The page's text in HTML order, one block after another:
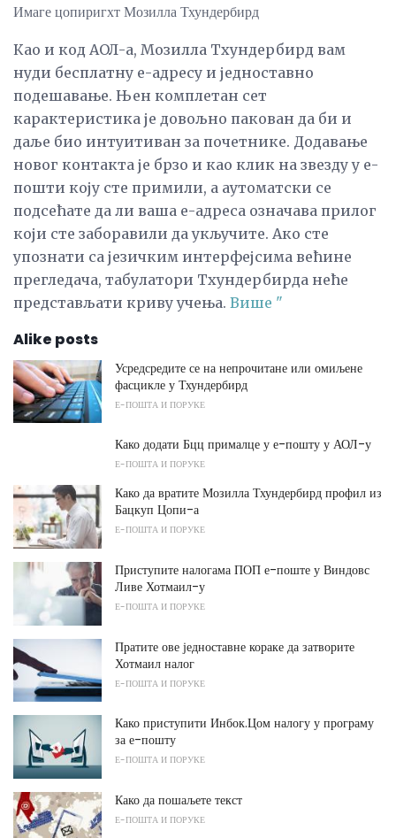
Имаге цопиригхт Мозилла Тхундербирд
Као и код АОЛ-а, Мозилла Тхундербирд вам
нуди бесплатну е-адресу и једноставно
подешавање. Њен комплетан сет
карактеристика је довољно пакован да би и
даље био интуитиван за почетнике. Додавање
новог контакта је брзо и као клик на звезду у е-
пошти коју сте примили, а аутоматски се
подсећате да ли ваша е-адреса означава прилог
који сте заборавили да укључите. Ако сте
упознати са језичким интерфејсима већине
прегледача, табулатори Тхундербирда неће
представљати криву учења. Више "
Alike posts
Усредсредите се на непрочитане или омиљене
фасцикле у Тхундербирд
Е-ПОШТА И ПОРУКЕ
Како додати Бцц прималце у е-пошту у АОЛ-у
Е-ПОШТА И ПОРУКЕ
Како да вратите Мозилла Тхундербирд профил из
Бацкуп Цопи-а
Е-ПОШТА И ПОРУКЕ
Приступите налогама ПОП е-поште у Виндовс
Ливе Хотмаил-у
Е-ПОШТА И ПОРУКЕ
Пратите ове једноставне кораке да затворите
Хотмаил налог
Е-ПОШТА И ПОРУКЕ
Како приступити Инбок.Цом налогу у програму
за е-пошту
Е-ПОШТА И ПОРУКЕ
Како да пошаљете текст
Е-ПОШТА И ПОРУКЕ